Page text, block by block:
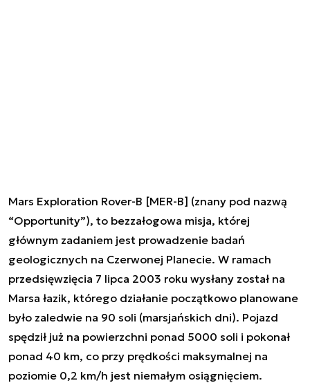
Mars Exploration Rover-B [MER-B] (znany pod nazwą
“Opportunity”), to bezzałogowa misja, której
głównym zadaniem jest prowadzenie badań
geologicznych na Czerwonej Planecie. W ramach
przedsięwzięcia 7 lipca 2003 roku wysłany został na
Marsa łazik, którego działanie początkowo planowane
było zaledwie na 90 soli (marsjańskich dni). Pojazd
spędził już na powierzchni ponad 5000 soli i pokonał
ponad 40 km, co przy prędkości maksymalnej na
poziomie 0,2 km/h jest niemałym osiągnięciem.